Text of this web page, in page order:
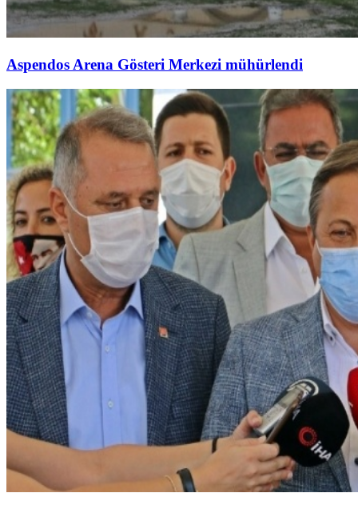
Aspendos Arena Gösteri Merkezi mühürlendi